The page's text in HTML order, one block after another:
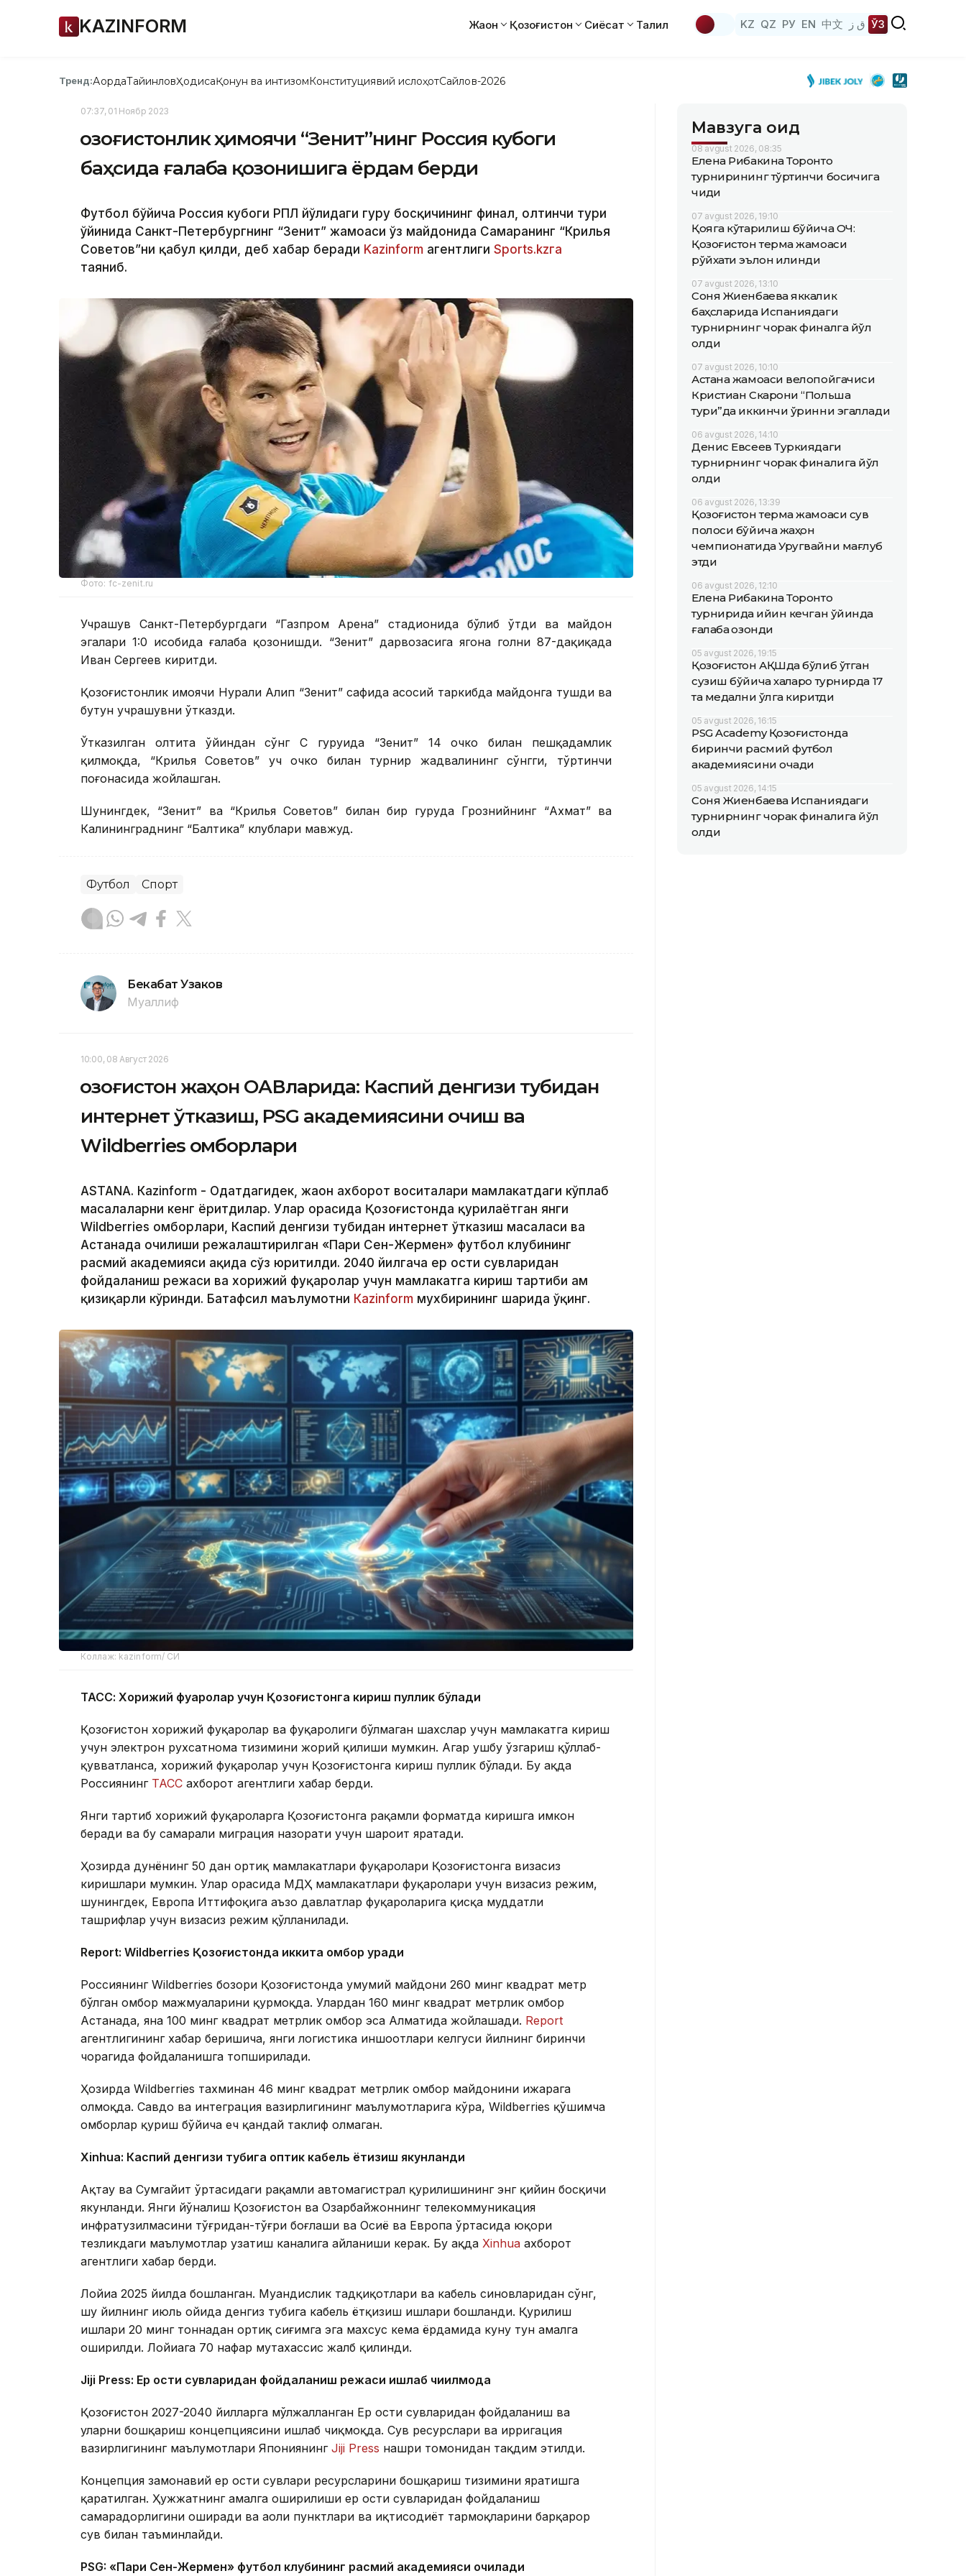
KAZINFORM Жаҳон Қозоғистон Сиёсат Таҳлил KZ QZ РУ EN 中文 ق ز ЎЗ
Тренд:АқордаТайинловҲодисаҚонун ва интизомКонституциявий ислоҳотСайлов-2026
07:37, 01 Ноябр 2023
Қозоғистонлик ҳимоячи “Зенит”нинг Россия кубоги
баҳсида ғалаба қозонишига ёрдам берди
Футбол бўйича Россия кубоги РПЛ йўлидаги гуруҳ босқичининг финал, олтинчи тури
ўйинида Санкт-Петербургнинг “Зенит” жамоаси ўз майдонида Самаранинг “Крилья
Советов”ни қабул қилди, деб хабар беради Kazinform агентлиги Sports.kzга
таяниб.
Фото: fc-zenit.ru
Учрашув Санкт-Петербургдаги “Газпром Арена” стадионида бўлиб ўтди ва майдон
эгалари 1:0 ҳисобида ғалаба қозонишди. “Зенит” дарвозасига ягона голни 87-дақиқада
Иван Сергеев киритди.
Қозоғистонлик ҳимоячи Нурали Алип “Зенит” сафида асосий таркибда майдонга тушди ва
бутун учрашувни ўтказди.
Ўтказилган олтита ўйиндан сўнг С гуруҳида “Зенит” 14 очко билан пешқадамлик
қилмоқда, “Крилья Советов” уч очко билан турнир жадвалининг сўнгги, тўртинчи
поғонасида жойлашган.
Шунингдек, “Зенит” ва “Крилья Советов” билан бир гуруҳда Грознийнинг “Ахмат” ва
Калининграднинг “Балтика” клублари мавжуд.
Футбол Спорт
Бекабат Узаков
Муаллиф
10:00, 08 Август 2026
Қозоғистон жаҳон ОАВларида: Каспий денгизи тубидан
интернет ўтказиш, PSG академиясини очиш ва
Wildberries омборлари
ASTANА. Кazinform - Одатдагидек, жаҳон ахборот воситалари мамлакатдаги кўплаб
масалаларни кенг ёритдилар. Улар орасида Қозоғистонда қурилаётган янги
Wildberries омборлари, Каспий денгизи тубидан интернет ўтказиш масаласи ва
Астанада очилиши режалаштирилган «Пари Сен-Жермен» футбол клубининг
расмий академияси ҳақида сўз юритилди. 2040 йилгача ер ости сувларидан
фойдаланиш режаси ва хорижий фуқаролар учун мамлакатга кириш тартиби ҳам
қизиқарли кўринди. Батафсил маълумотни Кazinform мухбирининг шарҳида ўқинг.
Коллаж: kazinform/ СИ
ТАСС: Хорижий фуқаролар учун Қозоғистонга кириш пуллик бўлади
Қозоғистон хорижий фуқаролар ва фуқаролиги бўлмаган шахслар учун мамлакатга кириш
учун электрон рухсатнома тизимини жорий қилиши мумкин. Агар ушбу ўзгариш қўллаб-
қувватланса, хорижий фуқаролар учун Қозоғистонга кириш пуллик бўлади. Бу ҳақда
Россиянинг ТАСС ахборот агентлиги хабар берди.
Янги тартиб хорижий фуқароларга Қозоғистонга рақамли форматда киришга имкон
беради ва бу самарали миграция назорати учун шароит яратади.
Ҳозирда дунёнинг 50 дан ортиқ мамлакатлари фуқаролари Қозоғистонга визасиз
киришлари мумкин. Улар орасида МДҲ мамлакатлари фуқаролари учун визасиз режим,
шунингдек, Европа Иттифоқига аъзо давлатлар фуқароларига қисқа муддатли
ташрифлар учун визасиз режим қўлланилади.
Report: Wildberries Қозоғистонда иккита омбор қуради
Россиянинг Wildberries бозори Қозоғистонда умумий майдони 260 минг квадрат метр
бўлган омбор мажмуаларини қурмоқда. Улардан 160 минг квадрат метрлик омбор
Астанада, яна 100 минг квадрат метрлик омбор эса Алматида жойлашади. Report
агентлигининг хабар беришича, янги логистика иншоотлари келгуси йилнинг биринчи
чорагида фойдаланишга топширилади.
Ҳозирда Wildberries тахминан 46 минг квадрат метрлик омбор майдонини ижарага
олмоқда. Савдо ва интеграция вазирлигининг маълумотларига кўра, Wildberries қўшимча
омборлар қуриш бўйича ҳеч қандай таклиф олмаган.
Xinhuа: Каспий денгизи тубига оптик кабель ётқизиш якунланди
Ақтау ва Сумгайит ўртасидаги рақамли автомагистрал қурилишининг энг қийин босқичи
якунланди. Янги йўналиш Қозоғистон ва Озарбайжоннинг телекоммуникация
инфратузилмасини тўғридан-тўғри боғлаши ва Осиё ва Европа ўртасида юқори
тезликдаги маълумотлар узатиш каналига айланиши керак. Бу ҳақда Xinhua ахборот
агентлиги хабар берди.
Лойиҳа 2025 йилда бошланган. Муҳандислик тадқиқотлари ва кабель синовларидан сўнг,
шу йилнинг июль ойида денгиз тубига кабель ётқизиш ишлари бошланди. Қурилиш
ишлари 20 минг тоннадан ортиқ сиғимга эга махсус кема ёрдамида куну тун амалга
оширилди. Лойиҳага 70 нафар мутахассис жалб қилинди.
Jiji Press: Ер ости сувларидан фойдаланиш режаси ишлаб чиқилмоқда
Қозоғистон 2027-2040 йилларга мўлжалланган Ер ости сувларидан фойдаланиш ва
уларни бошқариш концепциясини ишлаб чиқмоқда. Сув ресурслари ва ирригация
вазирлигининг маълумотлари Япониянинг Jiji Press нашри томонидан тақдим этилди.
Концепция замонавий ер ости сувлари ресурсларини бошқариш тизимини яратишга
қаратилган. Ҳужжатнинг амалга оширилиши ер ости сувларидан фойдаланиш
самарадорлигини оширади ва аҳоли пунктлари ва иқтисодиёт тармоқларини барқарор
сув билан таъминлайди.
PSG: «Пари Сен-Жермен» футбол клубининг расмий академияси очилади
Мавзуга оид
08 avgust 2026, 08:35
Елена Рибакина Торонто
турнирининг тўртинчи босқичига
чиқди
07 avgust 2026, 19:10
Қояга кўтарилиш бўйича ОЧ:
Қозоғистон терма жамоаси
рўйхати эълон қилинди
07 avgust 2026, 13:10
Соня Жиенбаева яккалик
баҳсларида Испаниядаги
турнирнинг чорак финалга йўл
олди
07 avgust 2026, 10:10
Астана жамоаси велопойгачиси
Кристиан Скарони “Польша
тури”да иккинчи ўринни эгаллади
06 avgust 2026, 14:10
Денис Евсеев Туркиядаги
турнирнинг чорак финалига йўл
олди
06 avgust 2026, 13:39
Қозоғистон терма жамоаси сув
полоси бўйича жаҳон
чемпионатида Уругвайни мағлуб
этди
06 avgust 2026, 12:10
Елена Рибакина Торонто
турнирида қийин кечган ўйинда
ғалаба қозонди
05 avgust 2026, 19:15
Қозоғистон АҚШда бўлиб ўтган
сузиш бўйича халқаро турнирда 17
та медални қўлга киритди
05 avgust 2026, 16:15
PSG Academy Қозоғистонда
биринчи расмий футбол
академиясини очади
05 avgust 2026, 14:15
Соня Жиенбаева Испаниядаги
турнирнинг чорак финалига йўл
олди